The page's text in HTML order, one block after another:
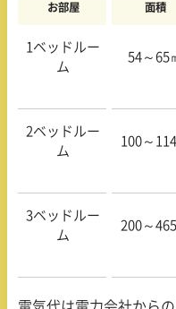
お部屋 面積
1ベッドルー
ム
54～ 65
2ベッドルー
ム
100～ 114
3ベッドルー
ム
200～ 465
電気代は電力会社から